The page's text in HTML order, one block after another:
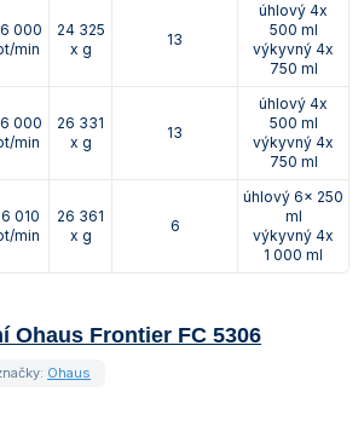
000
min
24 325
x g
13
úhlový 4x
500 ml
výkyvný 4x
750 ml
000
min
26 331
x g
13
úhlový 4x
500 ml
výkyvný 4x
750 ml
010
min
26 361
x g
6
úhlový 6x 250
ml
výkyvný 4x
1 000 ml
Ohaus Frontier FC 5306
Ohaus